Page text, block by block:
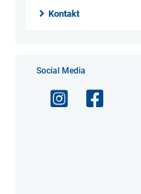
Kontakt
Social Media